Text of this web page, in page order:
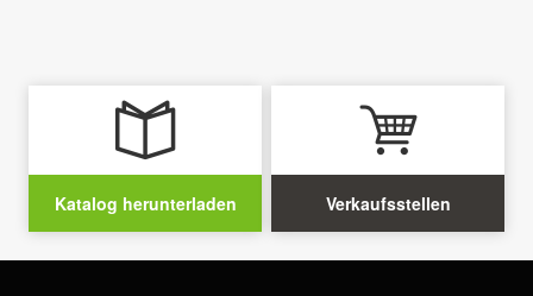
Katalog herunterladen Verkaufsstellen